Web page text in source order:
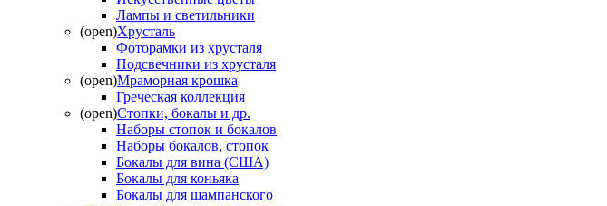
Лампы и светильники
(open)Хрусталь
Фоторамки из хрусталя
Подсвечники из хрусталя
(open)Мраморная крошка
Греческая коллекция
(open)Стопки, бокалы и др.
Наборы стопок и бокалов
Наборы бокалов, стопок
Бокалы для вина (США)
Бокалы для коньяка
Бокалы для шампанского